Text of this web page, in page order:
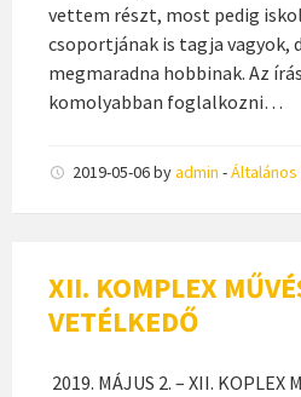
vettem részt, most pedig
csoportjának is tagja vagyok,
megmaradna hobbinak. Az
komolyabban foglalkozni…
2019-05-06byadmin -
XII. KOMPLEX
VETÉLKEDŐ
2019. MÁJUS 2. – XII. KOPLEX